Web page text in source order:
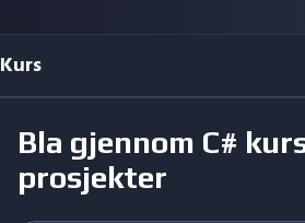
Kurs
Bla gjennom C#
prosjekter